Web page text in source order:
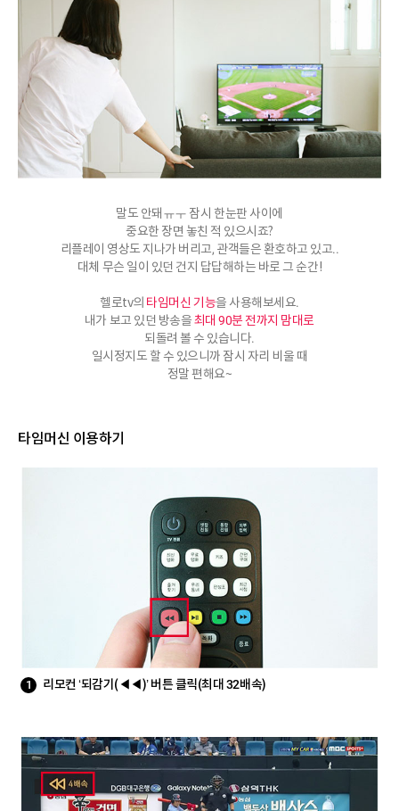
말도 안돼ㅠㅜ 잠시 한눈판 사이에
중요한 장면 놓친 적 있으시죠?
리플레이 영상도 지나가 버리고, 관객들은 환호하고 있고..
대체 무슨 일이 있던 건지 답답해하는 바로 그 순간!
헬로tv의 타임머신 기능을 사용해보세요.
내가 보고 있던 방송을최대 90분 전까지 맘대로
되돌려 볼 수 있습니다.
일시정지도 할 수 있으니까 잠시 자리 비울 때
정말 편해요~
타임머신 이용하기
1 리모컨 ‘되감기(◀◀)’ 버튼 클릭(최대 32배속)